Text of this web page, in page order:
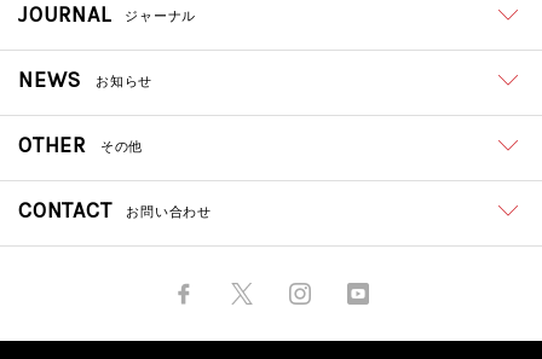
JOURNAL ジャーナル
NEWS お知らせ
OTHER その他
CONTACT お問い合わせ